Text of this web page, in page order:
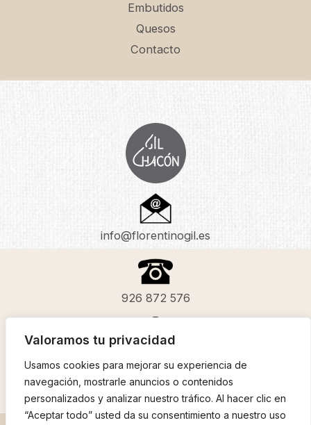
Valoramos tu privacidad
Usamos cookies para mejorar su experiencia de
navegación, mostrarle anuncios o contenidos
personalizados y analizar nuestro tráfico. Al hacer clic en
“Aceptar todo” usted da su consentimiento a nuestro uso
Embutidos
Quesos
Contacto
info@florentinogil.es
926 872 576
C. Cardenal Cisneros, 33, BAJO (NAVE, 13260
Bolaños de Calatrava, Ciudad Real